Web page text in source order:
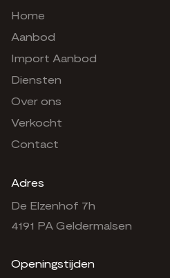
Home
Aanbod
Import Aanbod
Diensten
Over ons
Verkocht
Contact
Adres
De Elzenhof 7h
4191 PA Geldermalsen
Openingstijden